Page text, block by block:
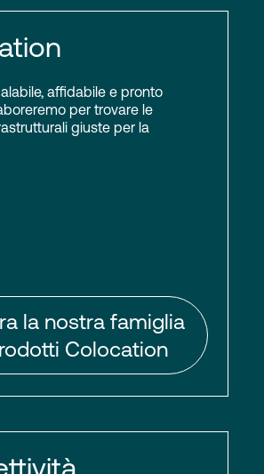
affidabile e pronto
per trovare le
giuste per la
la nostra famiglia
Colocation